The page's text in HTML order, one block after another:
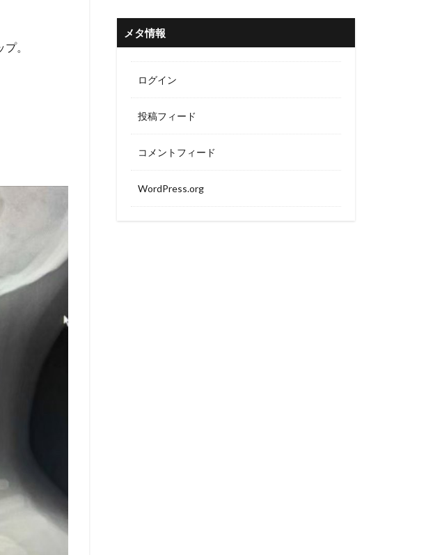
。
メタ情報
ログイン
投稿フィード
コメントフィード
WordPress.org